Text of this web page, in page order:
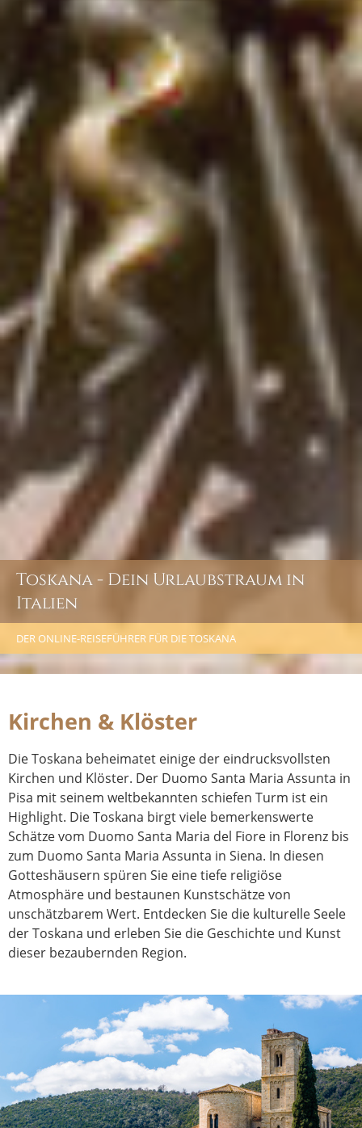
Toskana - Dein Urlaubstraum in
Italien
DER ONLINE-REISEFÜHRER FÜR DIE TOSKANA
Kirchen & Klöster
Die Toskana beheimatet einige der eindrucksvollsten
Kirchen und Klöster. Der Duomo Santa Maria Assunta in
Pisa mit seinem weltbekannten schiefen Turm ist ein
Highlight. Die Toskana birgt viele bemerkenswerte
Schätze vom Duomo Santa Maria del Fiore in Florenz bis
zum Duomo Santa Maria Assunta in Siena. In diesen
Gotteshäusern spüren Sie eine tiefe religiöse
Atmosphäre und bestaunen Kunstschätze von
unschätzbarem Wert. Entdecken Sie die kulturelle Seele
der Toskana und erleben Sie die Geschichte und Kunst
dieser bezaubernden Region.